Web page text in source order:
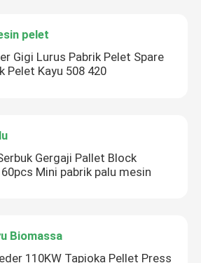
pelet
Gigi Lurus Pabrik Pelet Spare
Pelet Kayu 508 420
Gergaji Pallet Block
Mini pabrik palu mesin
Biomassa
110KW Tapioka Pellet Press